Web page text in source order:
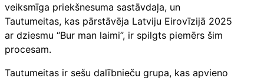
veiksmīga priekšnesuma sastāvdaļa, un
Tautumeitas, kas pārstāvēja Latviju Eirovīzijā 2025
ar dziesmu “Bur man laimi”, ir spilgts piemērs šim
procesam.
Tautumeitas ir sešu dalībnieču grupa, kas apvieno